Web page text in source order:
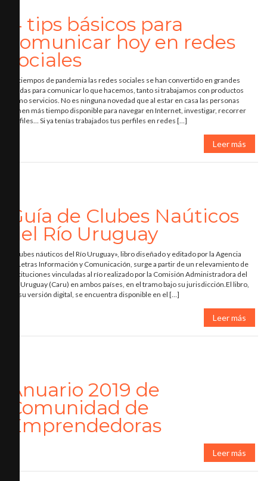
4 tips básicos para
comunicar hoy en redes
sociales
En tiempos de pandemia las redes sociales se han convertido en grandes
aliadas para comunicar lo que hacemos, tanto si trabajamos con productos
como servicios. No es ninguna novedad que al estar en casa las personas
tienen más tiempo disponible para navegar en Internet, investigar, recorrer
perfiles… Si ya tenías trabajados tus perfiles en redes […]
Leer más
Guía de Clubes Naúticos
del Río Uruguay
«Clubes náuticos del Río Uruguay», libro diseñado y editado por la Agencia
12Letras Información y Comunicación, surge a partir de un relevamiento de
instituciones vinculadas al río realizado por la Comisión Administradora del
Río Uruguay (Caru) en ambos países, en el tramo bajo su jurisdicción.El libro,
en su versión digital, se encuentra disponible en el […]
Leer más
Anuario 2019 de
Comunidad de
Emprendedoras
Leer más